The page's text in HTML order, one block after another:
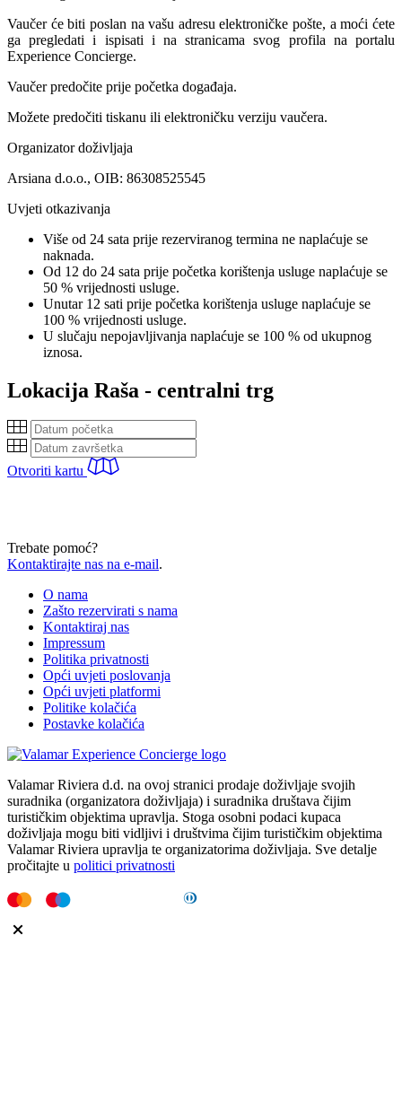
Vaučer će biti poslan na vašu adresu elektroničke pošte, a moći ćete
ga pregledati i ispisati i na stranicama svog profila na portalu
Experience Concierge.
Vaučer predočite prije početka događaja.
Možete predočiti tiskanu ili elektroničku verziju vaučera.
Organizator doživljaja
Arsiana d.o.o., OIB: 86308525545
Uvjeti otkazivanja
Više od 24 sata prije rezerviranog termina ne naplaćuje se
naknada.
Od 12 do 24 sata prije početka korištenja usluge naplaćuje se
50 % vrijednosti usluge.
Unutar 12 sati prije početka korištenja usluge naplaćuje se
100 % vrijednosti usluge.
U slučaju nepojavljivanja naplaćuje se 100 % od ukupnog
iznosa.
Lokacija Raša - centralni trg
Otvoriti kartu
Trebate pomoć?
Kontaktirajte nas na e-mail.
O nama
Zašto rezervirati s nama
Kontaktiraj nas
Impressum
Politika privatnosti
Opći uvjeti poslovanja
Opći uvjeti platformi
Politike kolačića
Postavke kolačića
Valamar Riviera d.d. na ovoj stranici prodaje doživljaje svojih
suradnika (organizatora doživljaja) i suradnika društava čijim
turističkim objektima upravlja. Stoga osobni podaci kupaca
doživljaja mogu biti vidljivi i društvima čijim turističkim objektima
Valamar Riviera upravlja te organizatorima doživljaja. Sve detalje
pročitajte u politici privatnosti